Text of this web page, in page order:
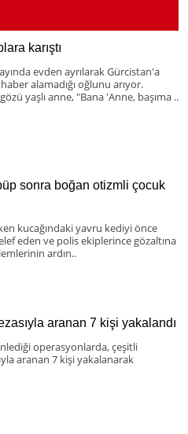
karıştı
evden ayrılarak Gürcistan'a
alamadığı oğlunu arıyor.
yaşlı anne, "Bana 'Anne, başıma ..
sonra boğan otizmli çocuk
kucağındaki yavru kediyi önce
eden ve polis ekiplerince gözaltına
ardın..
aranan 7 kişi yakalandı
operasyonlarda, çeşitli
aranan 7 kişi yakalanarak